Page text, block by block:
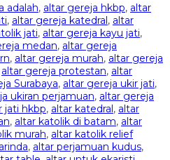
adalah, altar gereja hkbp, altar
, altar gereja katedral, altar
jati, altar gereja kayu jati,
medan, altar gereja
, altar gereja murah, altar gereja
altar gereja protestan, altar
Surabaya, altar gereja ukir jati,
ukiran perjamuan, altar gereja
jati hkbp, altar katedral, altar
, altar katolik di batam, altar
murah, altar katolik relief
, altar perjamuan kudus,